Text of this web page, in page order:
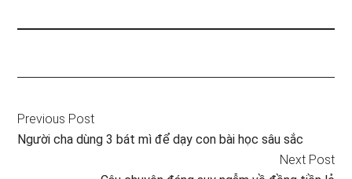
Previous Post
Người cha dùng 3 bát mì để dạy con bài học sâu sắc
Next Post